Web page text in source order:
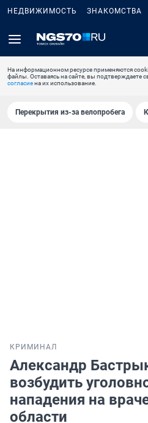
НЕДВИЖИМОСТЬ ЗНАКОМСТВА
На информационном ресурсе применяются
файлы. Оставаясь на сайте, вы подтверждаете
согласиена их использование.
Перекрытия из-за велопробега
КРИМИНАЛ
Александр
возбудить
нападения на
области